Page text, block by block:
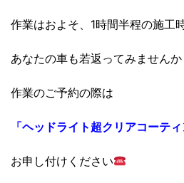
作業はおよそ、1時間半程の施工
あなたの車も若返ってみませんか
作業のご予約の際は
「ヘッドライト超クリアコーティ
お申し付けください